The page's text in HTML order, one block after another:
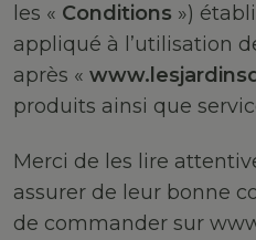
les « Conditions »)
appliqué à l’utilisation
après «
produits ainsi que
Merci de les lire
assurer de leur bonne
de commander sur